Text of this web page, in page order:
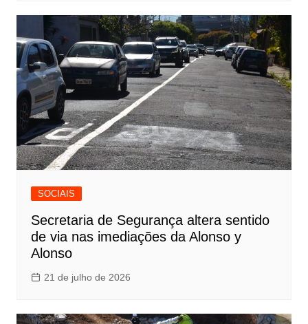
SOCIAIS
Secretaria de Segurança altera sentido
de via nas imediações da Alonso y
Alonso
21 de julho de 2026